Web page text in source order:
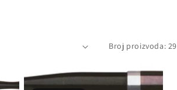
Broj proizvoda: 29